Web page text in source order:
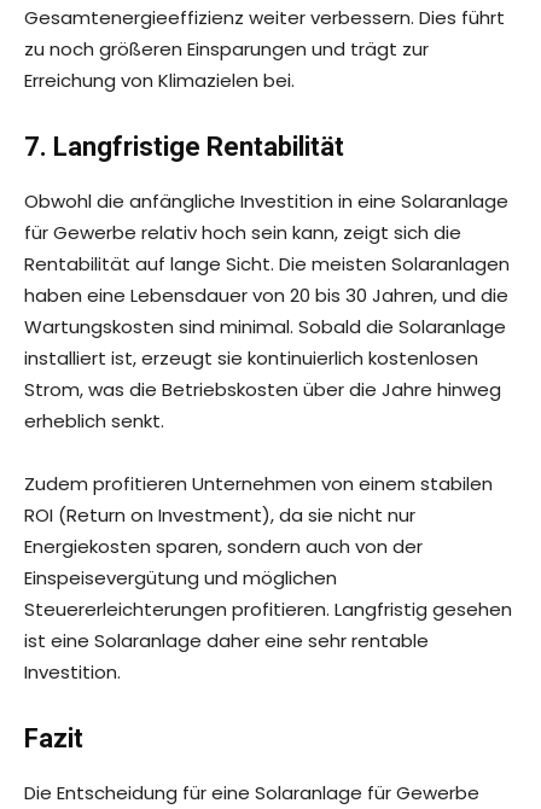
Gesamtenergieeffizienz weiter verbessern. Dies führt
zu noch größeren Einsparungen und trägt zur
Erreichung von Klimazielen bei.
7. Langfristige Rentabilität
Obwohl die anfängliche Investition in eine Solaranlage
für Gewerbe relativ hoch sein kann, zeigt sich die
Rentabilität auf lange Sicht. Die meisten Solaranlagen
haben eine Lebensdauer von 20 bis 30 Jahren, und die
Wartungskosten sind minimal. Sobald die Solaranlage
installiert ist, erzeugt sie kontinuierlich kostenlosen
Strom, was die Betriebskosten über die Jahre hinweg
erheblich senkt.
Zudem profitieren Unternehmen von einem stabilen
ROI (Return on Investment), da sie nicht nur
Energiekosten sparen, sondern auch von der
Einspeisevergütung und möglichen
Steuererleichterungen profitieren. Langfristig gesehen
ist eine Solaranlage daher eine sehr rentable
Investition.
Fazit
Die Entscheidung für eine Solaranlage für Gewerbe